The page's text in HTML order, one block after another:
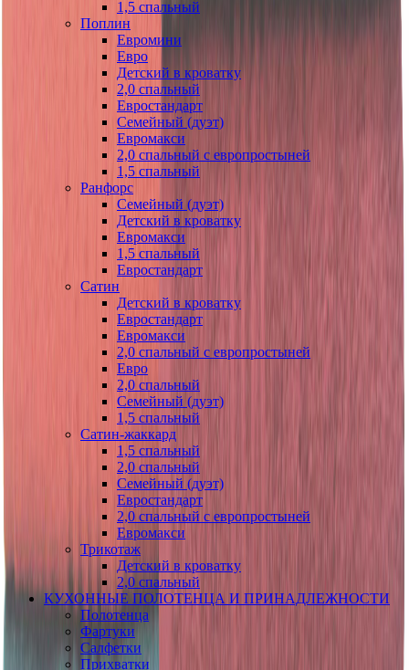
1,5 спальный
Поплин
Евромини
Евро
Детский в кроватку
2,0 спальный
Евростандарт
Семейный (дуэт)
Евромакси
2,0 спальный с европростыней
1,5 спальный
Ранфорс
Семейный (дуэт)
Детский в кроватку
Евромакси
1,5 спальный
Евростандарт
Сатин
Детский в кроватку
Евростандарт
Евромакси
2,0 спальный с европростыней
Евро
2,0 спальный
Семейный (дуэт)
1,5 спальный
Сатин-жаккард
1,5 спальный
2,0 спальный
Семейный (дуэт)
Евростандарт
2,0 спальный с европростыней
Евромакси
Трикотаж
Детский в кроватку
2,0 спальный
КУХОННЫЕ ПОЛОТЕНЦА И ПРИНАДЛЕЖНОСТИ
Полотенца
Фартуки
Салфетки
Прихватки